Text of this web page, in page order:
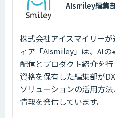
AIsmiley編集
株式会社アイスマイリー
ィア「AIsmiley」は、AI
配信とプロダクト紹介を
資格を保有した編集部が
ソリューションの活用方
情報を発信しています。